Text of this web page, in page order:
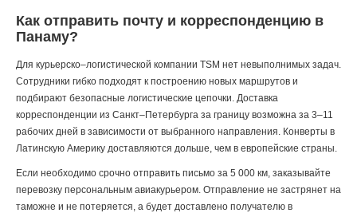
Как отправить почту и корреспонденцию в
Панаму?
Для курьерско–логистической компании TSM нет невыполнимых задач.
Сотрудники гибко подходят к построению новых маршрутов и
подбирают безопасные логистические цепочки. Доставка
корреспонденции из Санкт–Петербурга за границу возможна за 3–11
рабочих дней в зависимости от выбранного направления. Конверты в
Латинскую Америку доставляются дольше, чем в европейские страны.
Если необходимо срочно отправить письмо за 5 000 км, заказывайте
перевозку персональным авиакурьером. Отправление не застрянет на
таможне и не потеряется, а будет доставлено получателю в